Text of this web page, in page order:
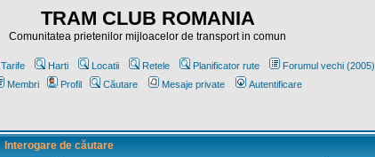
TRAM CLUB ROMANIA
Comunitatea prietenilor mijloacelor de transport in comun
Tarife Harti Locatii Retele Planificator rute Forumul vechi (2005)
Membri
Profil Căutare Mesaje private Autentificare
Interogare de căutare